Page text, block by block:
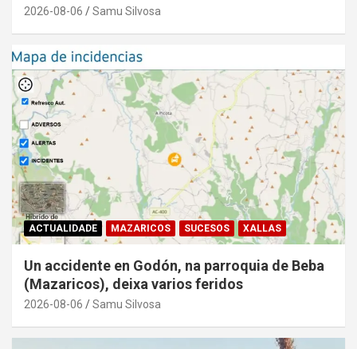
2026-08-06 Samu Silvosa
ACTUALIDADE MAZARICOS SUCESOS XALLAS
Un accidente en Godón, na parroquia de Beba
(Mazaricos), deixa varios feridos
2026-08-06 Samu Silvosa